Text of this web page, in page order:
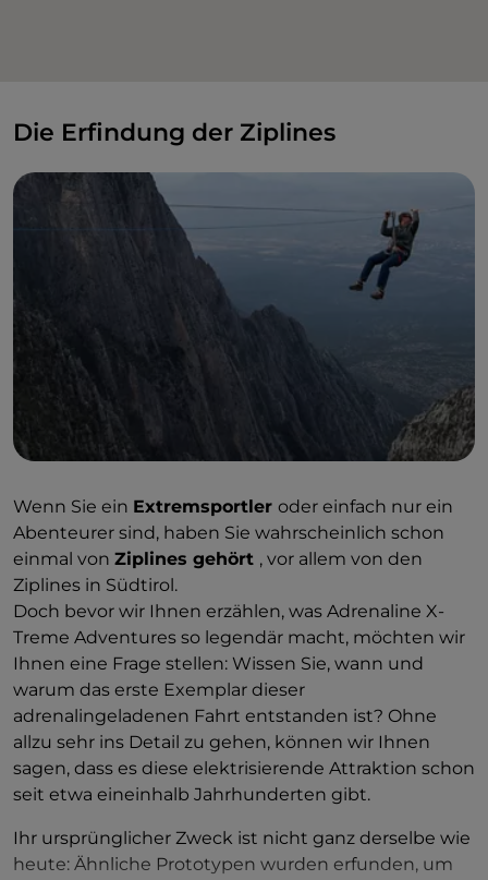
Die Erfindung der Ziplines
Wenn Sie ein Extremsportler oder einfach nur ein
Abenteurer sind, haben Sie wahrscheinlich schon
einmal von Ziplines gehört , vor allem von den
Ziplines in Südtirol.
Doch bevor wir Ihnen erzählen, was Adrenaline X-
Treme Adventures so legendär macht, möchten wir
Ihnen eine Frage stellen: Wissen Sie, wann und
warum das erste Exemplar dieser
adrenalingeladenen Fahrt entstanden ist? Ohne
allzu sehr ins Detail zu gehen, können wir Ihnen
sagen, dass es diese elektrisierende Attraktion schon
seit etwa eineinhalb Jahrhunderten gibt.
Ihr ursprünglicher Zweck ist nicht ganz derselbe wie
heute: Ähnliche Prototypen wurden erfunden, um